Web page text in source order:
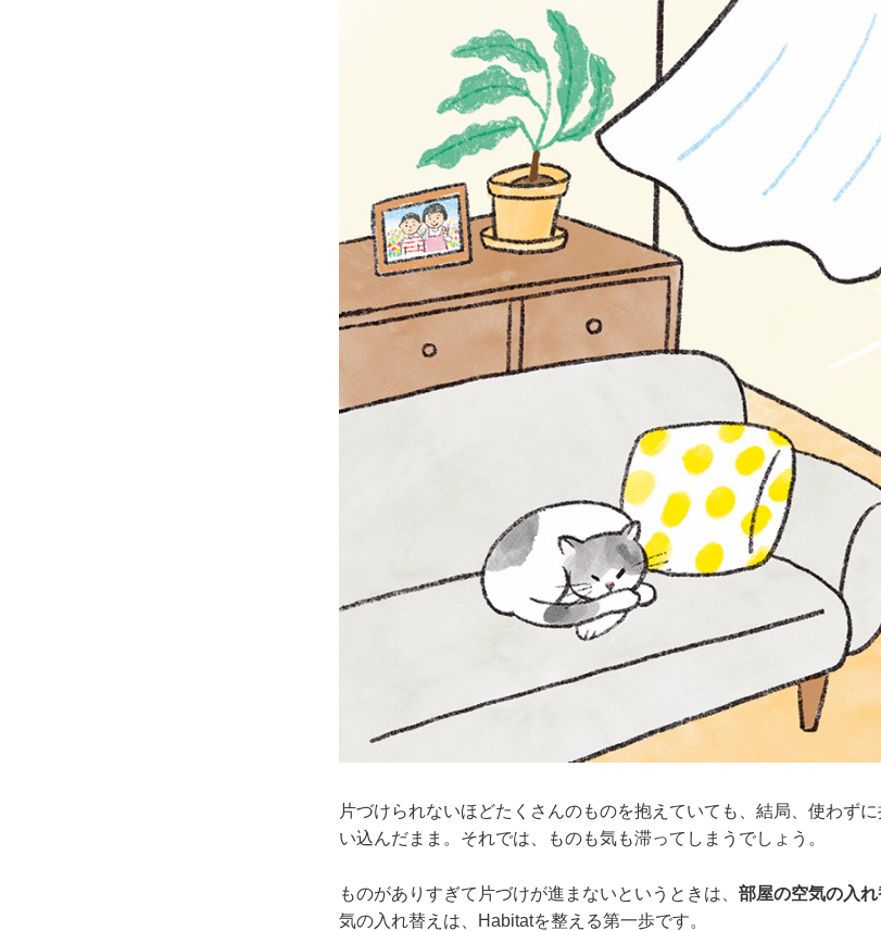
片づけられないほどたくさんのものを抱えていても、結局、使わず
い込んだまま。それでは、ものも気も滞ってしまうでしょう。
ものがありすぎて片づけが進まないというときは、 部屋の空気の入れ
気の入れ替えは、Habitatを整える第一歩です。